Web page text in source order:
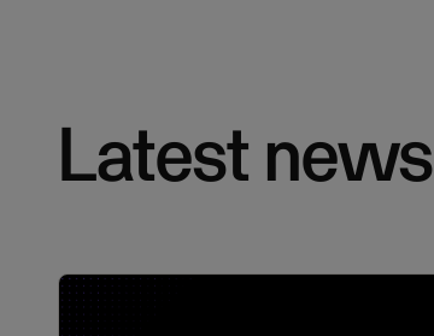
Latest news